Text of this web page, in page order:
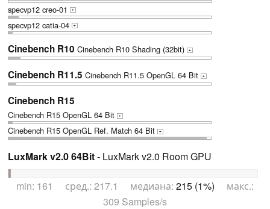
specvp12 creo-01 +
specvp12 catia-04 +
Cinebench R10 Cinebench R10 Shading (32bit) +
Cinebench R11.5 Cinebench R11.5 OpenGL 64 Bit +
Cinebench R15
Cinebench R15 OpenGL 64 Bit +
Cinebench R15 OpenGL Ref. Match 64 Bit +
LuxMark v2.0 64Bit- LuxMark v2.0 Room GPU
min: 161 сред.: 217.1 медиана: 215 (1%) макс.:
309 Samples/s